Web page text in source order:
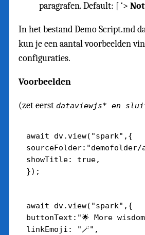
paragrafen. Default: [ ‘>
In het bestand Demo Script.md
kun je een aantal voorbeelden
configuraties.
Voorbeelden
(zet eerst dataviewjs* en
await dv.view("spark",{
showTitle: true,
await dv.view("spark",{
buttonText:"🌟 More
linkEmoji: "🪄",